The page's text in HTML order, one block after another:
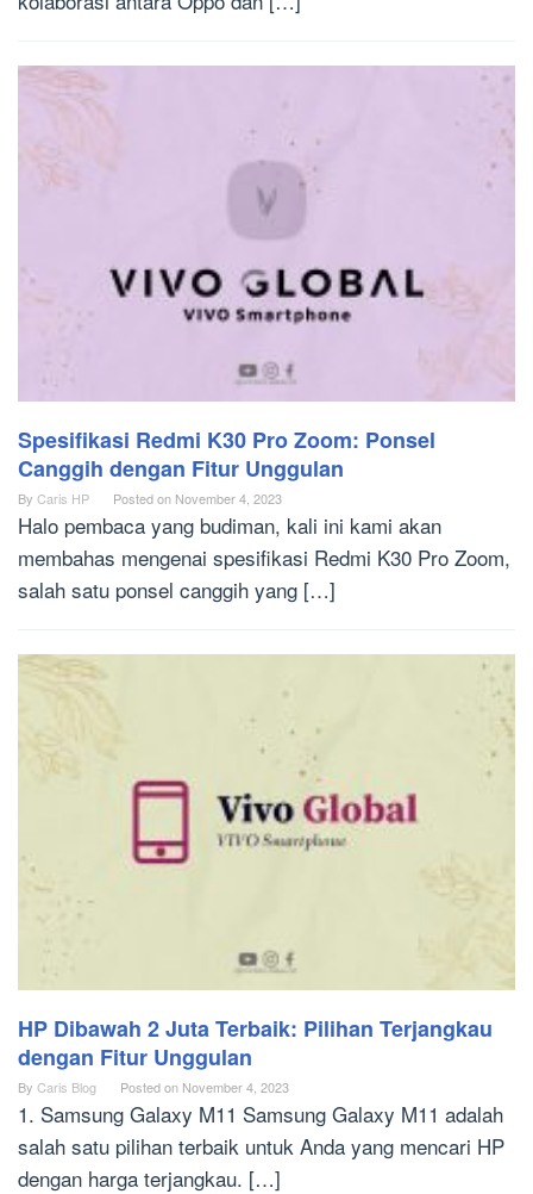
Spesifikasi Redmi K30 Pro Zoom: Ponsel
Canggih dengan Fitur Unggulan
By Caris HP Posted on November 4, 2023
Halo pembaca yang budiman, kali ini kami akan
membahas mengenai spesifikasi Redmi K30 Pro Zoom,
salah satu ponsel canggih yang […]
HP Dibawah 2 Juta Terbaik: Pilihan Terjangkau
dengan Fitur Unggulan
By Caris Blog Posted on November 4, 2023
1. Samsung Galaxy M11 Samsung Galaxy M11 adalah
salah satu pilihan terbaik untuk Anda yang mencari HP
dengan harga terjangkau. […]